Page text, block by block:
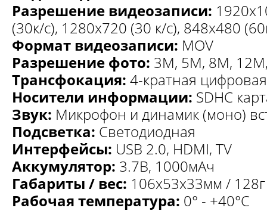
Разрешение видеозаписи:
(30к/с), 1280х720 (30 к/с), 848х480
Формат видеозаписи: MOV
Разрешение фото: 3М, 5М, 8М,
Трансфокация: 4-кратная цифровая
Носители информации: SDHC
Звук: Микрофон и динамик (моно)
Подсветка: Светодиодная
Интерфейсы: USB 2.0, HDMI, TV
Аккумулятор: 3.7В, 1000мАч
Габариты / вес: 106х53х33мм / 128г
Рабочая температура: 0° - +40°С